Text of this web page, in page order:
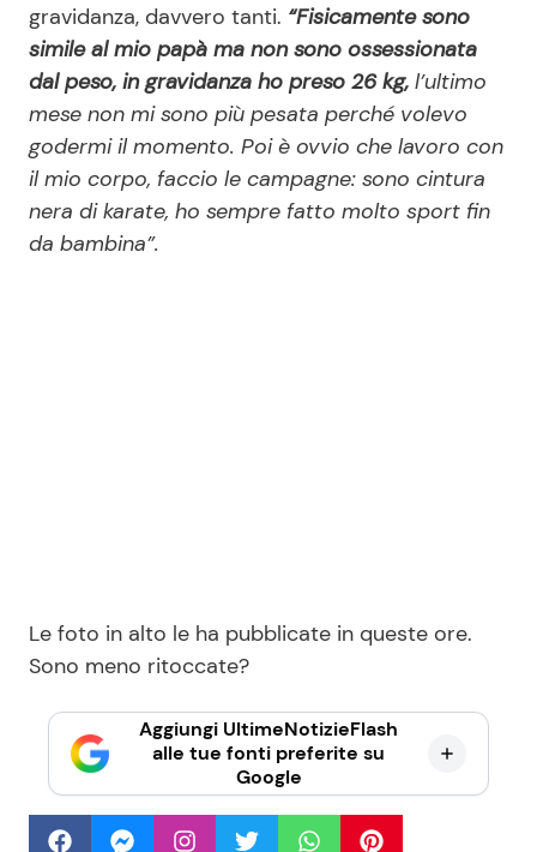
gravidanza, davvero tanti. “Fisicamente sono
simile al mio papà ma non sono ossessionata
dal peso, in gravidanza ho preso 26 kg, l’ultimo
mese non mi sono più pesata perché volevo
godermi il momento. Poi è ovvio che lavoro con
il mio corpo, faccio le campagne: sono cintura
nera di karate, ho sempre fatto molto sport fin
da bambina”.
Le foto in alto le ha pubblicate in queste ore.
Sono meno ritoccate?
Aggiungi UltimeNotizieFlash
alle tue fonti preferite su
Google